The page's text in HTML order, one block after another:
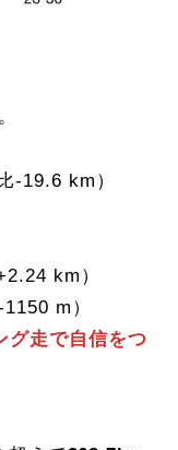
-19.6 km）
km）
m）
グ走で自信をつ